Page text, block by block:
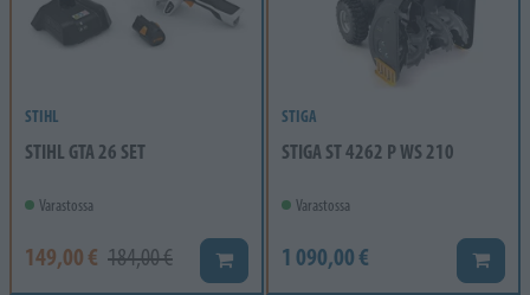
STIHL
STIHL GTA 26 SET
Varastossa
149,00 € 184,00 € Lisää koriin
STIGA
STIGA ST 4262 P WS 210
Varastossa
1 090,00 € Lisää